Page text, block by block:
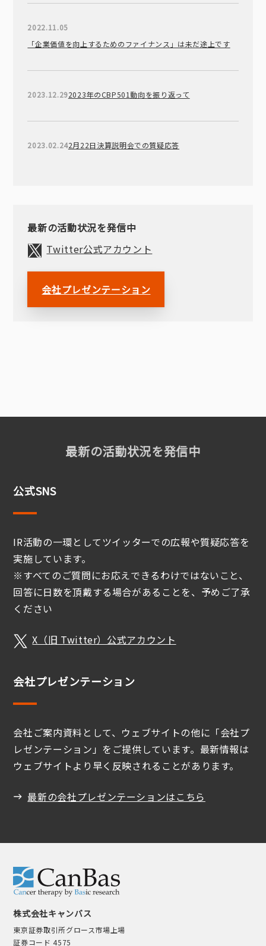
2022.11.05
「企業価値を向上するためのファイナンス」は未だ途上です
2023.12.292023年のCBP501動向を振り返って
2023.02.242月22日決算説明会での質疑応答
最新の活動状況を発信中
Twitter公式アカウント
会社プレゼンテーション
最新の活動状況を発信中
公式SNS
IR活動の一環としてツイッターでの広報や質疑応答を
実施しています。
※すべてのご質問にお応えできるわけではないこと、
回答に日数を頂戴する場合があることを、予めご了承
ください
X（旧 Twitter）公式アカウント
会社プレゼンテーション
会社ご案内資料として、ウェブサイトの他に「会社プ
レゼンテーション」をご提供しています。最新情報は
ウェブサイトより早く反映されることがあります。
最新の会社プレゼンテーションはこちら
株式会社キャンバス
東京証券取引所グロース市場上場
証券コード 4575